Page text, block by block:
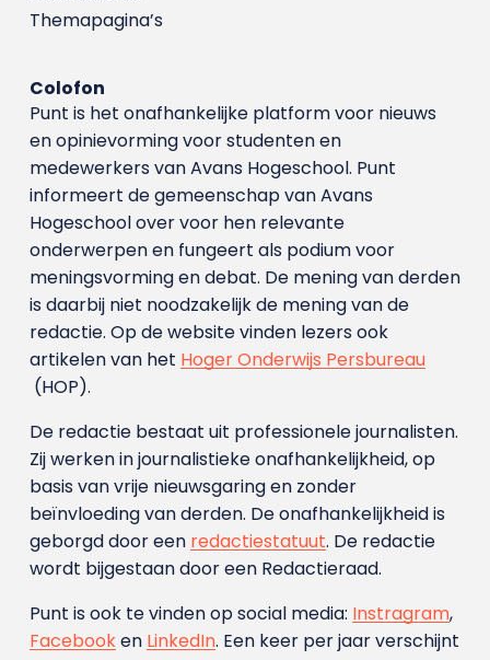
Themapagina’s
Colofon
Punt is het onafhankelijke platform voor nieuws
en opinievorming voor studenten en
medewerkers van Avans Hoge­school. Punt
informeert de gemeenschap van Avans
Hogeschool over voor hen relevante
onderwerpen en fungeert als podium voor
meningsvorming en debat. De mening van derden
is daarbij niet noodzakelijk de mening van de
redactie. Op de website vinden lezers ook
artikelen van het Hoger Onderwijs Persbureau
(HOP).
De redactie bestaat uit professionele journalisten.
Zij werken in journalistieke onafhankelijkheid, op
basis van vrije nieuwsgaring en zonder
beïnvloeding van derden. De onafhankelijkheid is
geborgd door een redactiestatuut. De redactie
wordt bijgestaan door een Redactieraad.
Punt is ook te vinden op social media: Instragram,
Facebooken LinkedIn. Een keer per jaar verschijnt